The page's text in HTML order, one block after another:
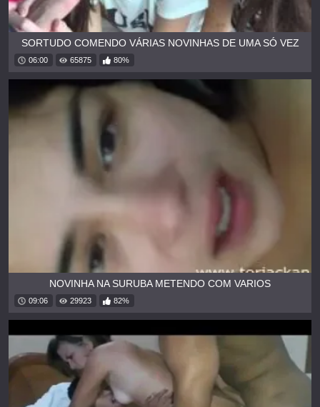
SORTUDO COMENDO VÁRIAS NOVINHAS DE UMA SÓ VEZ
06:00 65875 80%
NOVINHA NA SURUBA METENDO COM VARIOS
09:06 29923 82%